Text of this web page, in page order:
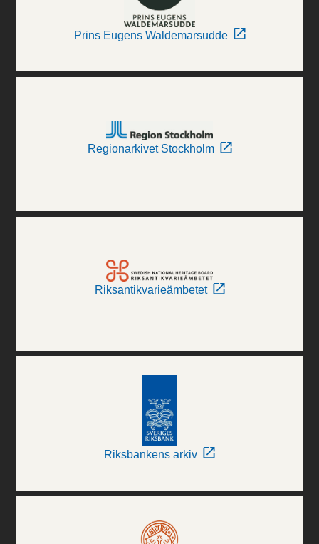
Prins Eugens Waldemarsudde
Regionarkivet Stockholm
Riksantikvarieämbetet
Riksbankens arkiv